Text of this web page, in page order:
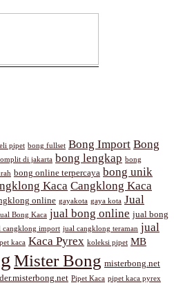
pipet bong fullset Bong Import Bong
di jakarta bong lengkap bong
bong online terpercaya bong unik
Kaca Cangklong Kaca
online gayakota gaya kota Jual
Bong Kaca jual bong online jual bong
cangklong import jual cangklong teraman jual
kaca Kaca Pyrex koleksi pipet MB
Mister Bong misterbong.net
Pipet Kaca pipet kaca pyrex